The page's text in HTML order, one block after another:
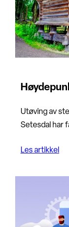
Utøving av
Setesdal har
Les artikkel